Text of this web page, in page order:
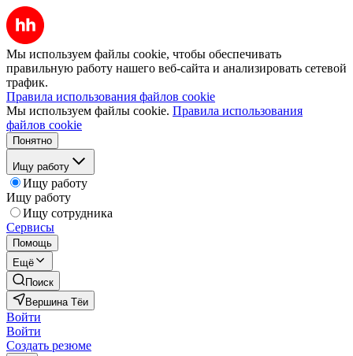
Мы используем файлы cookie, чтобы обеспечивать
правильную работу нашего веб-сайта и анализировать сетевой
трафик.
Правила использования файлов cookie
Мы используем файлы cookie. Правила использования
файлов cookie
Понятно
Ищу работу
Ищу работу
Ищу работу
Ищу сотрудника
Сервисы
Помощь
Ещё
Поиск
Вершина Тёи
Войти
Войти
Создать резюме